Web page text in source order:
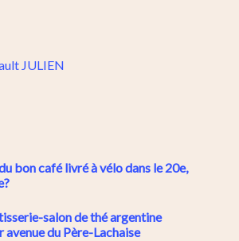
JULIEN
bon café livré à vélo dans le 20e,
salon de thé argentine
avenue du Père-Lachaise